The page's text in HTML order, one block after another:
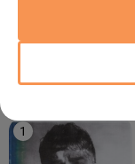
LE TOP
1